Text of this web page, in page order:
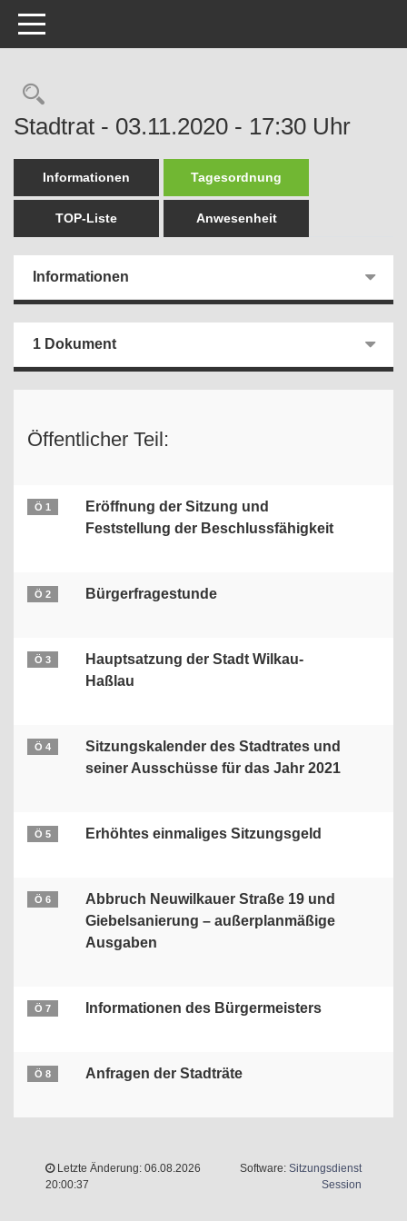
Toggle navigation
Rechercheauswahl
Stadtrat - 03.11.2020 - 17:30 Uhr
Informationen Tagesordnung
TOP-Liste Anwesenheit
Informationen
1 Dokument
Öffentlicher Teil:
Ö 1
Eröffnung der Sitzung und
Feststellung der Beschlussfähigkeit
Ö 2 Bürgerfragestunde
Ö 3
Hauptsatzung der Stadt Wilkau-
Haßlau
Ö 4
Sitzungskalender des Stadtrates und
seiner Ausschüsse für das Jahr 2021
Ö 5 Erhöhtes einmaliges Sitzungsgeld
Ö 6
Abbruch Neuwilkauer Straße 19 und
Giebelsanierung – außerplanmäßige
Ausgaben
Ö 7 Informationen des Bürgermeisters
Ö 8 Anfragen der Stadträte
Letzte Änderung: 06.08.2026
20:00:37
Software: Sitzungsdienst
Session